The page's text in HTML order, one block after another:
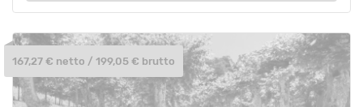
167,27 € netto / 199,05 € brutto